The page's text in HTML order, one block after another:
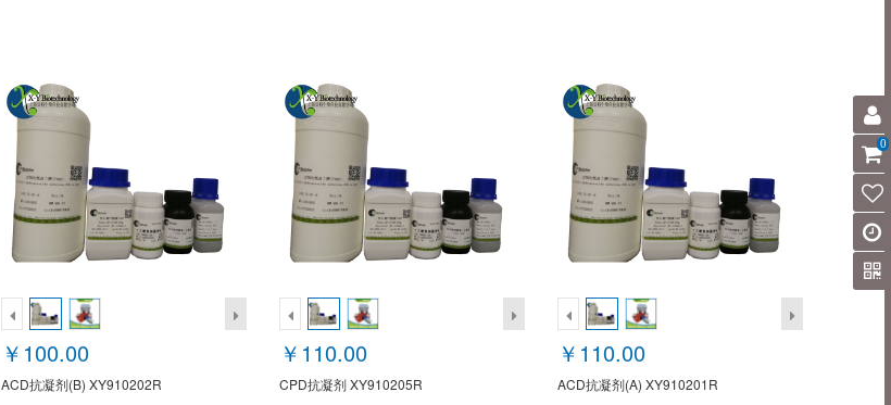
￥100.00
ACD抗凝剂(B) XY910202R
￥110.00
CPD抗凝剂 XY910205R
￥110.00
ACD抗凝剂(A) XY910201R
0